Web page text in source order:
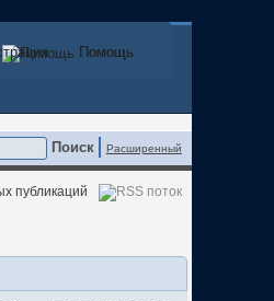
Помощь
Помощь
Расширенный
публикаций